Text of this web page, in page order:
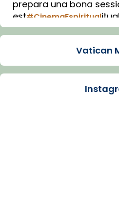
prepara una bona
est#CinemaEspiritual
Imatge: Generada amb
Arquebisbat de
Vatican